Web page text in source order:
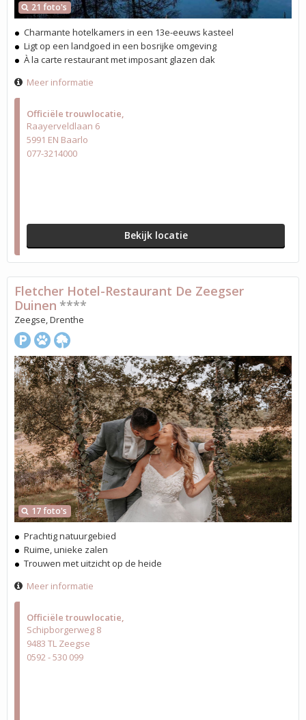
Officiële trouwlocatie
Raayerveldlaan 6
5991 EN Baarlo
077-3214000
Bekijk locatie
21 foto's
Charmante hotelkamers in een 13e-eeuws kasteel
Ligt op een landgoed in een bosrijke omgeving
À la carte restaurant met imposant glazen dak
Meer informatie
Officiële trouwlocatie
Schipborgerweg 8
9483 TL Zeegse
0592 - 530 099
17 foto's
Fletcher Hotel-Restaurant De Zeegser
Duinen ****
Zeegse, Drenthe
Prachtig natuurgebied
Ruime, unieke zalen
Trouwen met uitzicht op de heide
Meer informatie